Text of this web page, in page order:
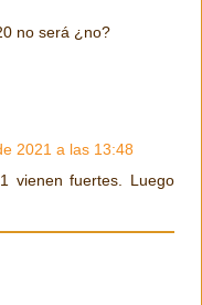
no será ¿no?
2021 a las 13:48
vienen fuertes. Luego